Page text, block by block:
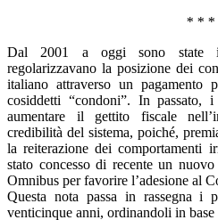
* * *
Dal 2001 a oggi sono state
regolarizzavano la posizione dei
italiano attraverso un
cosiddetti “condoni”. In passato,
aumentare il gettito fiscale
credibilità del sistema, poiché,
la reiterazione dei comportamenti
stato concesso di recente un
Omnibus per favorire l’adesione al
Questa nota passa in rassegna i
venticinque anni, ordinandoli in base